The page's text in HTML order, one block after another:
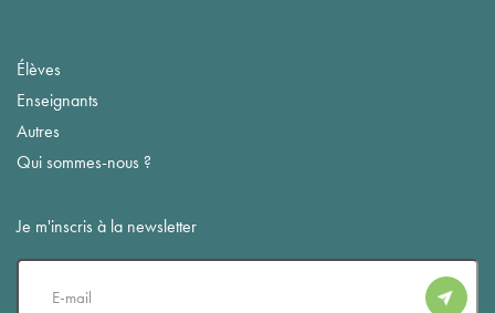
Élèves
Enseignants
Autres
Qui sommes-nous ?
Je m'inscris à la newsletter